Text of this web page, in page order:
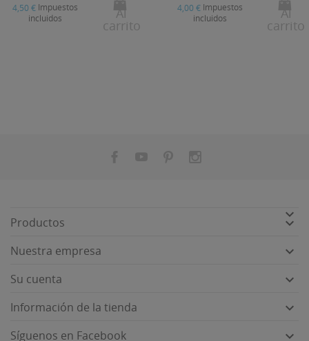
4,50 € Impuestos
incluidos
Al
carrito
4,00 € Impuestos
incluidos
Al
carrito

Productos 
Nuestra empresa 
Su cuenta 
Información de la tienda 
Síguenos en Facebook 